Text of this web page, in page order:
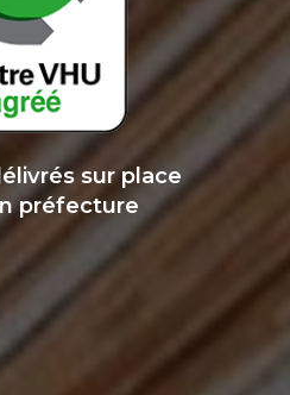
sur place
préfecture